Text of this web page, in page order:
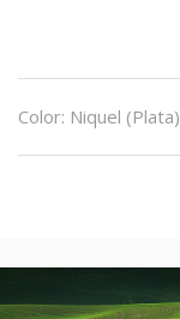
Color: Niquel (Plata)